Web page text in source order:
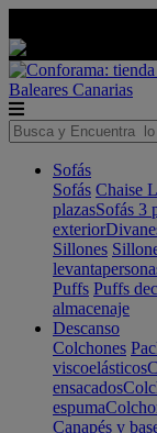
Baleares Canarias
Sofás
Sofás Chaise
plazasSofás 3
exterior
Sillones
Puffs Puffs
almacenaje
Descanso
Colchones
viscoelásticos
ensacados
espuma
Canapés y